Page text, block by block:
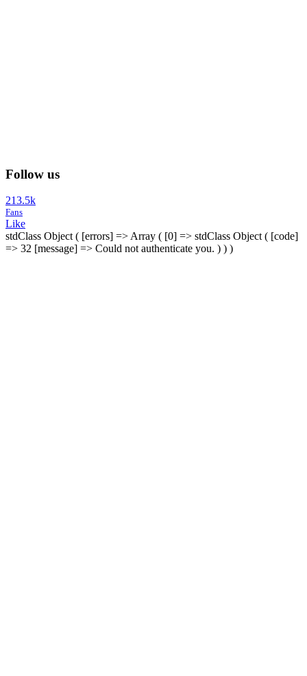
Follow us
213.5k
Fans
Like
stdClass Object ( [errors] => Array ( [0] => stdClass Object ( [code]
=> 32 [message] => Could not authenticate you. ) ) )